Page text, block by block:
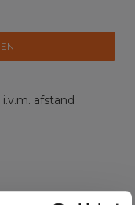
afstand